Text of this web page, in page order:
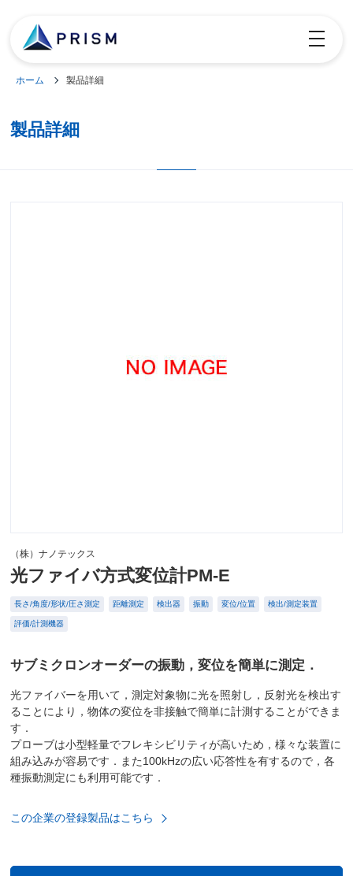
toggle
ホーム 製品詳細
製品詳細
（株）ナノテックス
光ファイバ方式変位計PM-E
長さ/角度/形状/圧さ測定 距離測定 検出器 振動 変位/位置 検出/測定装置
評価/計測機器
サブミクロンオーダーの振動，変位を簡単に測定．
光ファイバーを用いて，測定対象物に光を照射し，反射光を検出す
ることにより，物体の変位を非接触で簡単に計測することができま
す．
プローブは小型軽量でフレキシビリティが高いため，様々な装置に
組み込みが容易です．また100kHzの広い応答性を有するので，各
種振動測定にも利用可能です．
この企業の登録製品はこちら